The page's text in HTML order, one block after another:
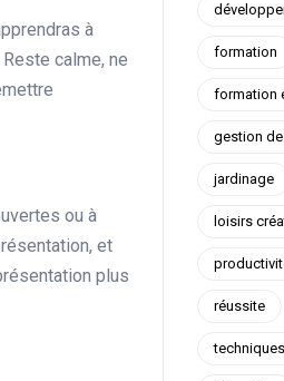
à
calme, ne
ou à
et
plus
formation
formation
gestion
jardinage
loisirs
réussite